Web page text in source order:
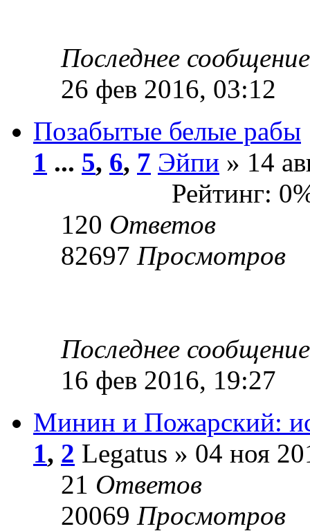
Последнее
26 фев 2016, 03:12
Позабытые белые рабы
1 ... 5, 6, 7 Эйпи » 14
Рейтинг:
120 Ответов
82697 Просмотров
Последнее
16 фев 2016, 19:27
Минин и Пожарский:
1, 2 Legatus » 04 ноя
21 Ответов
20069 Просмотров